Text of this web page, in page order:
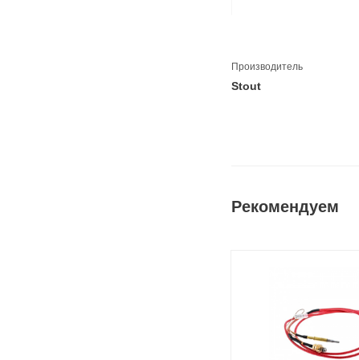
Производитель
Stout
Рекомендуем